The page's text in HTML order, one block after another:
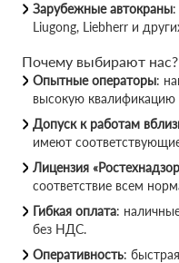
Зарубежные автокраны
Liugong, Liebherr и
Почему выбирают нас?
Опытные операторы:
высокую
Допуск к работам
имеют
Лицензия
соответствие всем
Гибкая оплата:
без НДС.
Оперативность: